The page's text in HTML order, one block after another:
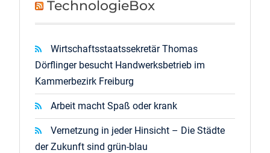
TechnologieBox
Wirtschaftsstaatssekretär Thomas
Dörflinger besucht Handwerksbetrieb im
Kammerbezirk Freiburg
Arbeit macht Spaß oder krank
Vernetzung in jeder Hinsicht – Die Städte
der Zukunft sind grün-blau